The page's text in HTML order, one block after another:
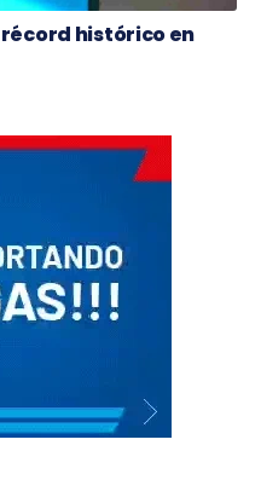
histórico en